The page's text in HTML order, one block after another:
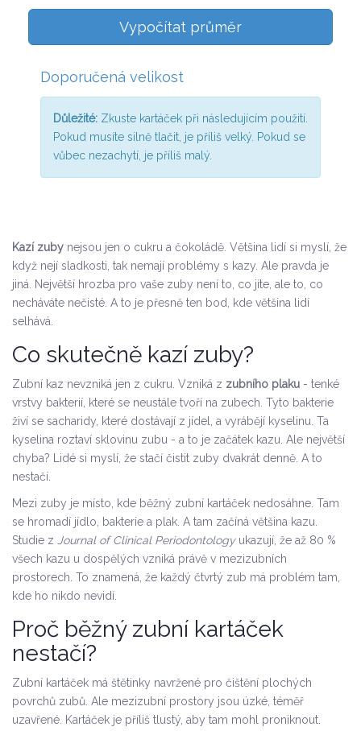
Vypočítat průměr
Doporučená velikost
Důležité: Zkuste kartáček při následujícím použití.
Pokud musíte silně tlačit, je příliš velký. Pokud se
vůbec nezachytí, je příliš malý.
Kazí zuby nejsou jen o cukru a čokoládě. Většina lidí si myslí, že
když nejí sladkosti, tak nemají problémy s kazy. Ale pravda je
jiná. Největší hrozba pro vaše zuby není to, co jíte, ale to, co
necháváte nečisté. A to je přesně ten bod, kde většina lidí
selhává.
Co skutečně kazí zuby?
Zubní kaz nevzniká jen z cukru. Vzniká z zubního plaku - tenké
vrstvy bakterií, které se neustále tvoří na zubech. Tyto bakterie
živí se sacharidy, které dostávají z jídel, a vyrábějí kyselinu. Ta
kyselina roztaví sklovinu zubu - a to je začátek kazu. Ale největší
chyba? Lidé si myslí, že stačí čistit zuby dvakrát denně. A to
nestačí.
Mezi zuby je místo, kde běžný zubní kartáček nedosáhne. Tam
se hromadí jídlo, bakterie a plak. A tam začíná většina kazu.
Studie z Journal of Clinical Periodontologyukazují, že až 80 %
všech kazu u dospělých vzniká právě v mezizubních
prostorech. To znamená, že každý čtvrtý zub má problém tam,
kde ho nikdo nevidí.
Proč běžný zubní kartáček
nestačí?
Zubní kartáček má štětinky navržené pro čištění plochých
povrchů zubů. Ale mezizubní prostory jsou úzké, téměř
uzavřené. Kartáček je příliš tlustý, aby tam mohl proniknout.